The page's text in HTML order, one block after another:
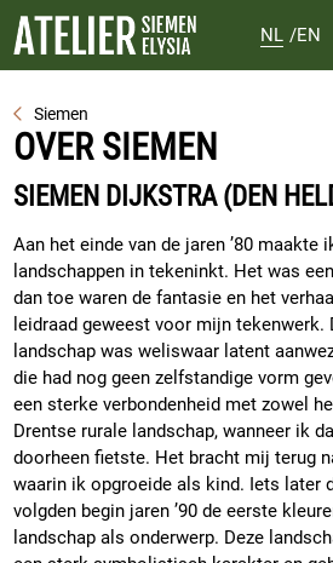
NL /EN
Siemen
OVER SIEMEN
SIEMEN DIJKSTRA (DEN
Aan het einde van de jaren ’80 maakte
landschappen in tekeninkt. Het was
dan toe waren de fantasie en het
leidraad geweest voor mijn
landschap was weliswaar latent
die had nog geen zelfstandige vorm
een sterke verbondenheid met zowel
Drentse rurale landschap, wanneer ik
doorheen fietste. Het bracht mij terug
waarin ik opgroeide als kind. Iets later
volgden begin jaren ’90 de eerste
landschap als onderwerp. Deze